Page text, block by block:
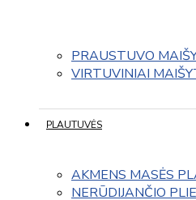
PRAUSTUVO
VIRTUVINIAI
PLAUTUVĖS
AKMENS MASĖS
NERŪDIJANČIO